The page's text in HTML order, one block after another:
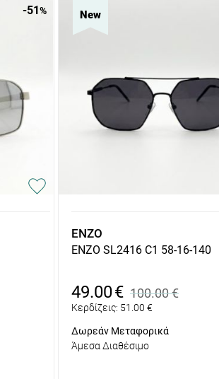
-51% New
ENZO
ENZO SL2416 C1 58-16-140
49.00€ 100.00€
Κερδίζεις: 51.00 €
Δωρεάν Μεταφορικά
Άμεσα Διαθέσιμο